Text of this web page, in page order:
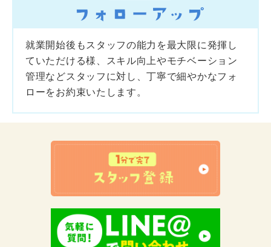
就業開始後もスタッフの能力を最大限に発揮し
ていただける様、スキル向上やモチベーション
管理などスタッフに対し、丁寧で細やかなフォ
ローをお約束いたします。